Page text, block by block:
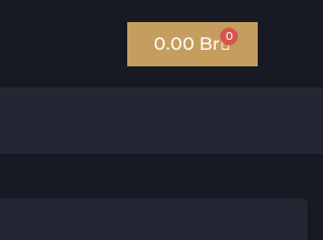
0.00 Br 0